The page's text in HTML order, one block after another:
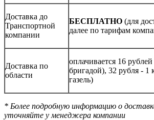
Доставка до
Транспортной
компании
БЕСПЛАТНО (для
далее по тарифам
Доставка по
области
оплачивается 16
бригадой), 32 рубля - 1
газель)
* Более подробную информацию о
уточняйте у менеджера компании